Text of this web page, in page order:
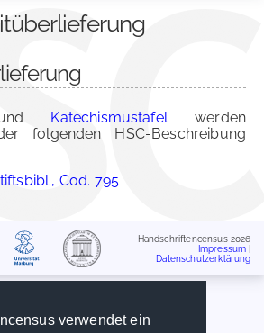
verwendet ein
Katechismustafelwerden
folgenden HSC-Beschreibung
Cod. 795
Handschriftencensus 2026
Impressum
Datenschutzerklärung